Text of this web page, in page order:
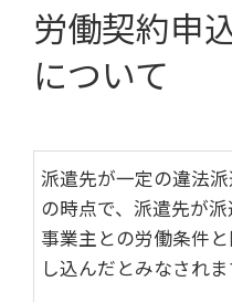
労働契約申
について
派遣先が一定の違法
の時点で、派遣先が
事業主との労働条件
し込んだとみなされま